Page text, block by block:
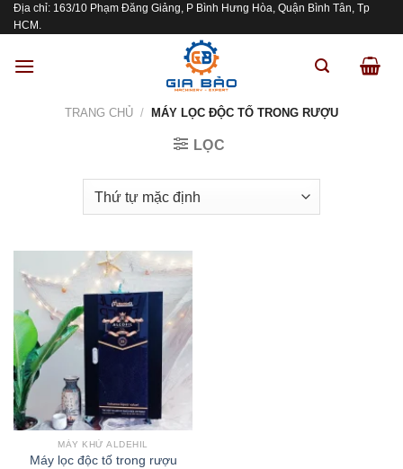
Skip
to
Địa chỉ: 163/10 Phạm Đăng Giảng, P Bình Hưng Hòa, Quận Bình Tân, Tp
HCM.
TRANG CHỦ / MÁY LỌC ĐỘC TỐ TRONG RƯỢU
LỌC
MÁY KHỬ ALDEHIL
Máy lọc độc tố trong rượu